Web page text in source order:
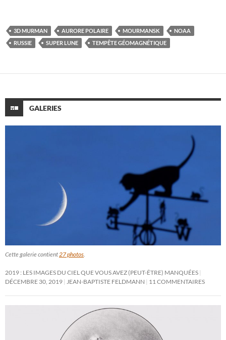
3D MURMAN AURORE POLAIRE MOURMANSK
NOAA
RUSSIE
SUPER LUNE TEMPÊTE GÉOMAGNÉTIQUE
GALERIES
Cette galerie contient 27 photos
2019 : LES IMAGES DU CIEL QUE VOUS AVEZ (PEUT-ÊTRE) MANQUÉES
DÉCEMBRE 30, 2019
JEAN-BAPTISTE FELDMANN 11 COMMENTAIRES